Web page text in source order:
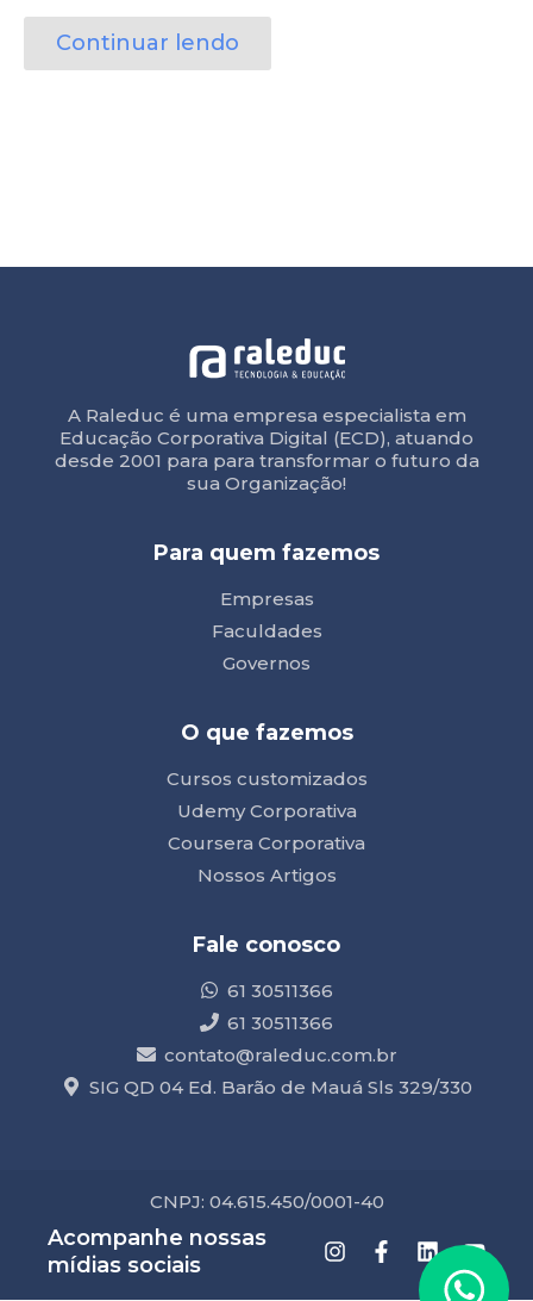
Continuar lendo
A Raleduc é uma empresa especialista em
Educação Corporativa Digital (ECD), atuando
desde 2001 para para transformar o futuro da
sua Organização!
Para quem fazemos
Empresas
Faculdades
Governos
O que fazemos
Cursos customizados
Udemy Corporativa
Coursera Corporativa
Nossos Artigos
Fale conosco
61 30511366
61 30511366
contato@raleduc.com.br
SIG QD 04 Ed. Barão de Mauá Sls 329/330
CNPJ: 04.615.450/0001-40
Acompanhe nossas
mídias sociais